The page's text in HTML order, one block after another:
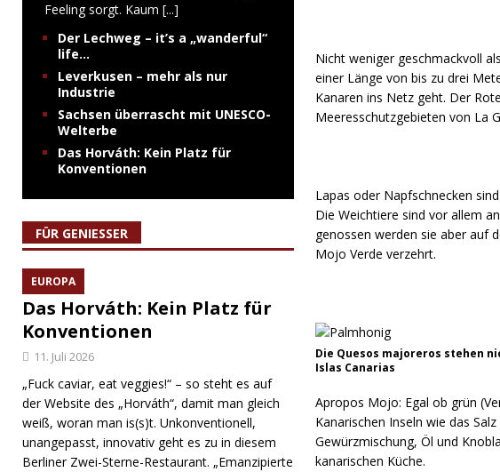
Nicht weniger geschmackvoll
einer Länge von bis zu drei
Kanaren ins Netz geht. Der
Meeresschutzgebieten von La
Lapas oder Napfschnecken
Die Weichtiere sind vor allem
genossen werden sie aber auf
Mojo Verde verzehrt.
Die Quesos majoreros stehen
Islas Canarias
Apropos Mojo: Egal ob grün
Kanarischen Inseln wie das
Gewürzmischung, Öl und
kanarischen Küche.
Feeling sorgt. Kaum [...]
Der Lechweg – it’s a „wanderful“
life…
Leverkusen – mehr als nur
Industrie
Sachsen überrascht mit UNESCO-
Welterbe
Das Horváth: Kein Platz für
Konventionen
FÜR GENIESSER
EUROPA
Das Horváth: Kein Platz für
Konventionen
11. Juli 2026
„Fuck caviar, eat veggies!“ – so steht es auf
der Website des „Horváth“, damit man gleich
weiß, woran man is(s)t. Unkonventionell,
unangepasst, innovativ geht es zu in diesem
Berliner Zwei-Sterne-Restaurant. „Emanzipierte